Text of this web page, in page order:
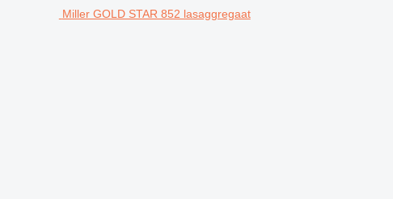
Miller GOLD STAR 852 lasaggregaat